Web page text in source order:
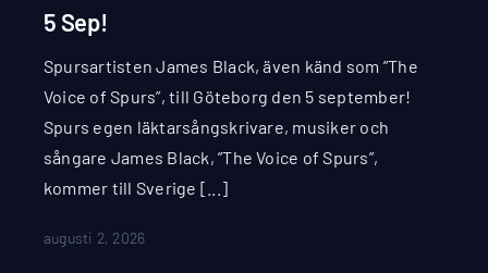
5 Sep!
Spursartisten James Black, även känd som ”The
Voice of Spurs”, till Göteborg den 5 september!
Spurs egen läktarsångskrivare, musiker och
sångare James Black, ”The Voice of Spurs”,
kommer till Sverige [...]
augusti 2, 2026